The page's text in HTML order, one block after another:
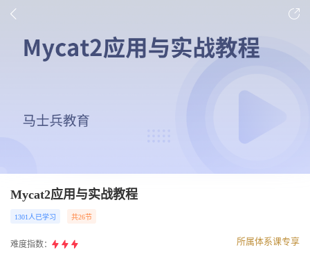
Mycat2应用与实战教程
1301人已学习 共26节
难度指数： 所属体系课专享